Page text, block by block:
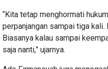
“Kita tetap menghormati
perpanjangan sampai tiga
Biasanya kalau sampai
saja nanti,” ujarnya.